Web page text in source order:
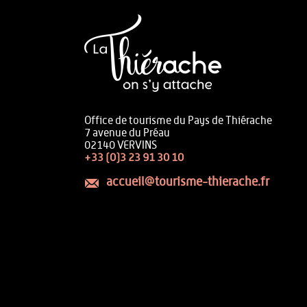
Office de tourisme du Pays de Thiérache
7 avenue du Préau
02140 VERVINS
+33 (0)3 23 91 30 10
accueil@tourisme-thierache.fr